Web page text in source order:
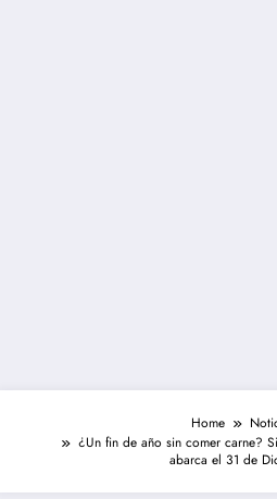
Home
¿Un fin de año sin comer carne?
abarca el 31 de